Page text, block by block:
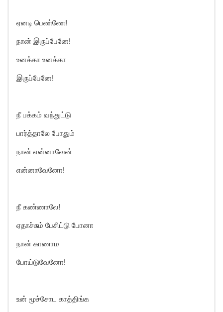
ஏனடி பெண்ணே!
நான் இருப்பேனே!
உனக்கா உனக்கா
இருப்பேனே!
நீ பக்கம் வந்துட்டு
பார்த்தாலே போதும்
நான் என்னாவேன்
என்னாவேனோ!
நீ கண்ணாலே!
ஏதாச்சும் பேசிட்டு போனா
நான் காணாம
போய்டுவேனோ!
உன் மூச்சோட காத்திங்க